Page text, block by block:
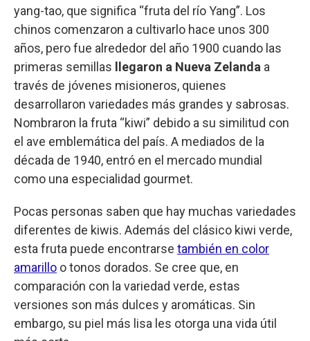
yang-tao, que significa “fruta del río Yang”. Los
chinos comenzaron a cultivarlo hace unos 300
años, pero fue alrededor del año 1900 cuando las
primeras semillas
llegaron a Nueva Zelanda a
través de jóvenes misioneros, quienes
desarrollaron variedades más grandes y sabrosas.
Nombraron la fruta “kiwi” debido a su similitud con
el ave emblemática del país. A mediados de la
década de 1940, entró en el mercado mundial
como una especialidad gourmet.
Pocas personas saben que hay muchas variedades
diferentes de kiwis. Además del clásico kiwi verde,
esta fruta puede encontrarse también en color
amarillo o tonos dorados. Se cree que, en
comparación con la variedad verde, estas
versiones son más dulces y aromáticas. Sin
embargo, su piel más lisa les otorga una vida útil